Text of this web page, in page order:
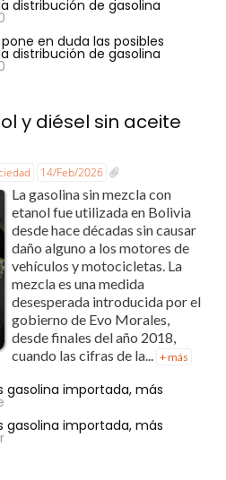
distribución de gasolina
en duda las posibles
distribución de gasolina
y diésel sin aceite
14/Feb/2026
La gasolina sin mezcla con
etanol fue utilizada en Bolivia
desde hace décadas sin causar
daño alguno a los motores de
vehículos y motocicletas. La
mezcla es una medida
desesperada introducida por el
gobierno de Evo Morales,
desde finales del año 2018,
cuando las cifras de la... + más
gasolina importada, más
gasolina importada, más